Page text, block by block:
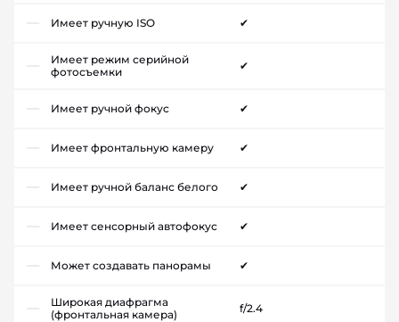
Имеет ручную ISO ✔
Имеет режим серийной
фотосъемки
✔
Имеет ручной фокус ✔
Имеет фронтальную камеру ✔
Имеет ручной баланс белого ✔
Имеет сенсорный автофокус ✔
Может создавать панорамы ✔
Широкая диафрагма
(фронтальная камера)
f/2.4